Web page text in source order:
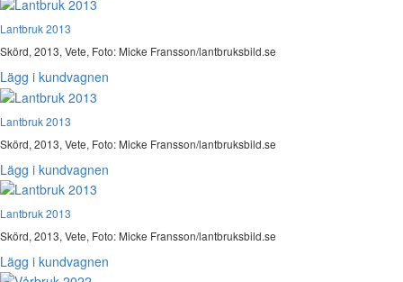
Lantbruk 2013
Skörd, 2013, Vete, Foto: Micke Fransson/lantbruksbild.se
Lägg i kundvagnen
Lantbruk 2013
Skörd, 2013, Vete, Foto: Micke Fransson/lantbruksbild.se
Lägg i kundvagnen
Lantbruk 2013
Skörd, 2013, Vete, Foto: Micke Fransson/lantbruksbild.se
Lägg i kundvagnen